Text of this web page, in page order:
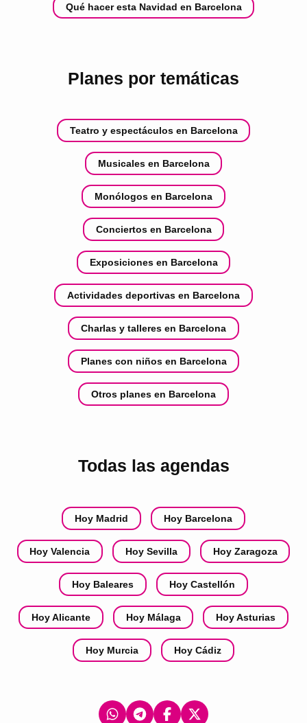
Qué hacer esta Navidad en Barcelona
Planes por temáticas
Teatro y espectáculos en Barcelona
Musicales en Barcelona
Monólogos en Barcelona
Conciertos en Barcelona
Exposiciones en Barcelona
Actividades deportivas en Barcelona
Charlas y talleres en Barcelona
Planes con niños en Barcelona
Otros planes en Barcelona
Todas las agendas
Hoy Madrid Hoy Barcelona
Hoy Valencia Hoy Sevilla Hoy Zaragoza
Hoy Baleares Hoy Castellón
Hoy Alicante Hoy Málaga Hoy Asturias
Hoy Murcia Hoy Cádiz